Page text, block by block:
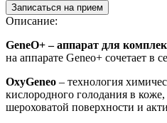
Записаться на прием
Описание:
GeneO+ – аппарат для
на аппарате Geneo+ сочетает в
OxyGeneo – технология
кислородного голодания в
шероховатой поверхности и